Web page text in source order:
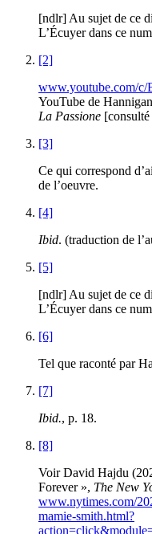
[ndlr] Au sujet de ce
L’Écuyer dans ce
[2]
www.youtube.com/c/
YouTube de
La Passione
[3]
Ce qui correspond
de l’oeuvre.
[4]
Ibid. (traduction de
[5]
[ndlr] Au sujet de ce
L’Écuyer dans ce
[6]
Tel que raconté par
[7]
Ibid., p. 18.
[8]
Voir David Hajdu
Forever », The New
www.nytimes.com/
mamie-smith.html?